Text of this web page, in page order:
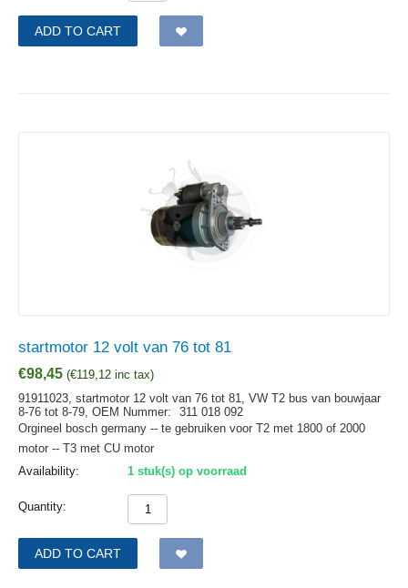
ADD TO CART
startmotor 12 volt van 76 tot 81
€98,45 (€119,12 inc tax)
91911023, startmotor 12 volt van 76 tot 81, VW T2 bus van bouwjaar
8-76 tot 8-79, OEM Nummer:
311 018 092
Orgineel bosch germany -- te gebruiken voor T2 met 1800 of 2000
motor -- T3 met CU motor
Availability:
1 stuk(s) op voorraad
Quantity:
ADD TO CART